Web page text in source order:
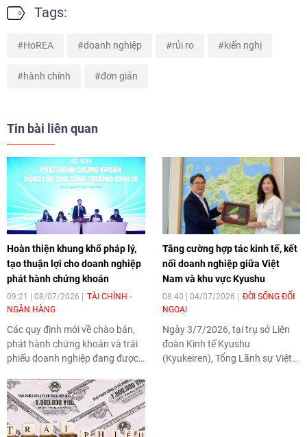
Tags:
HoREA doanh nghiệp rủi ro kiến nghị
hành chính đơn giản
Tin bài liên quan
Hoàn thiện khung khổ pháp lý,
tạo thuận lợi cho doanh nghiệp
phát hành chứng khoán
09:21 | 08/07/2026
TÀI CHÍNH -
NGÂN HÀNG
Các quy định mới về chào bán,
phát hành chứng khoán và trái
phiếu doanh nghiệp đang được
thiện hành lang pháp lý, tăng
cường kỷ cương thị trường và
hỗ trợ doanh nghiệp tiếp cận
nguồn vốn trung, dài hạn.
Tăng cường hợp tác kinh tế, kết
nối doanh nghiệp giữa Việt
Nam và khu vực Kyushu
08:40 | 04/07/2026
ĐỜI SỐNG ĐỐI
NGOẠI
Ngày 3/7/2026, tại trụ sở Liên
đoàn Kinh tế Kyushu
(Kyukeiren), Tổng Lãnh sự Việt